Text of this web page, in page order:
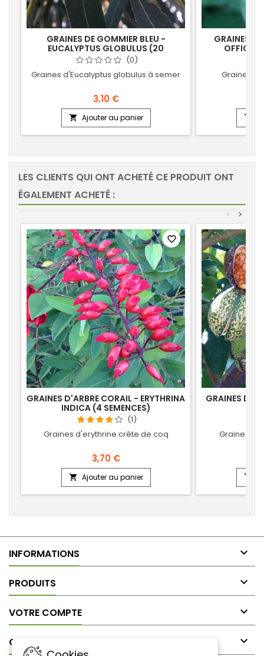
GRAINES DE GOMMIER BLEU -
EUCALYPTUS GLOBULUS (20
SEMENCES)(0)
Graines d'Eucalyptus globulus à semer
3,10 €
 Ajouter au panier
GRAINES
Graines

LES CLIENTS QUI ONT ACHETÉ CE PRODUIT ONT
ÉGALEMENT ACHETÉ :
>
<
GRAINES D'ARBRE CORAIL - ERYTHRINA
INDICA (4 SEMENCES)
(1)
Graines d'erythrine crête de coq
3,70 €
 Ajouter au panier
favorite_border
GRAINES DE
Graines

INFORMATIONS 
PRODUITS 
VOTRE COMPTE 
CONTACT 